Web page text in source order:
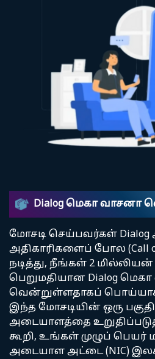
Dialog மெகா வாசனா
மோசடி செய்பவர்கள்
அதிகாரிகளைப் போல (Call
நடித்து, நீங்கள் 2 மில்லியன்
பெறுமதியான Dialog
வென்றுள்ளதாகப்
இந்த மோசடியின் ஒரு
அடையாளத்தை
கூறி, உங்கள் முழுப் பெயர்
அடையாள அட்டை (NIC)